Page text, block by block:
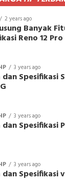
2 years ago
Banyak
Reno 12 Pro
3 years ago
Spesifikasi
3 years ago
Spesifikasi
3 years ago
Spesifikasi